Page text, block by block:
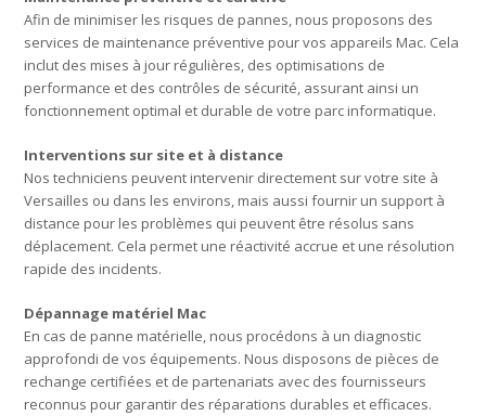
Afin de minimiser les risques de pannes, nous proposons des
services de maintenance préventive pour vos appareils Mac. Cela
inclut des mises à jour régulières, des optimisations de
performance et des contrôles de sécurité, assurant ainsi un
fonctionnement optimal et durable de votre parc informatique.
Interventions sur site et à distance
Nos techniciens peuvent intervenir directement sur votre site à
Versailles ou dans les environs, mais aussi fournir un support à
distance pour les problèmes qui peuvent être résolus sans
déplacement. Cela permet une réactivité accrue et une résolution
rapide des incidents.
Dépannage matériel Mac
En cas de panne matérielle, nous procédons à un diagnostic
approfondi de vos équipements. Nous disposons de pièces de
rechange certifiées et de partenariats avec des fournisseurs
reconnus pour garantir des réparations durables et efficaces.